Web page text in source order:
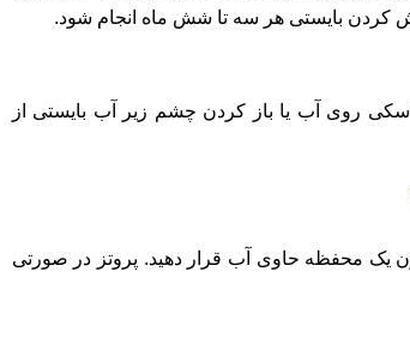
کردن بایستی هر سه تا شش ماه انجام شود.
روی آب یا باز کردن چشم زیر آب بایستی از
یک محفظه حاوی آب قرار دهید. پروتز در صورتی